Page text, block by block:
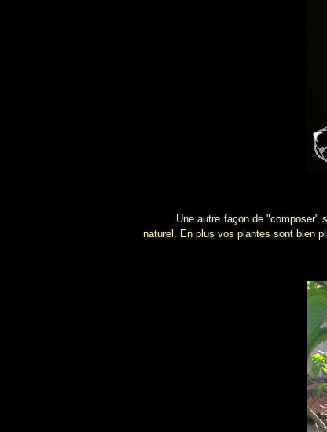
Une autre façon de "composer"
naturel. En plus vos plantes sont bien